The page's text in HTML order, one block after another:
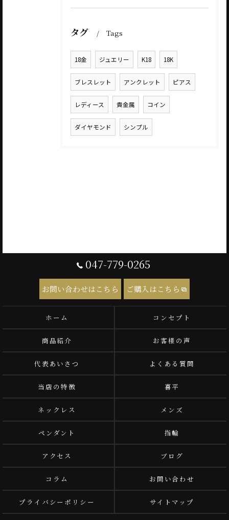
タグ Tags
18金 ジュエリー K18 18K
ブレスレット アンクレット ピアス
レディース 貴金属 コイン
ダイヤモンド シンプル
047-779-0265
お問い合わせはこちら ご購入はこちら
ホーム コンセプト
商品紹介 お客様の声
代表あいさつ よくある質問
当店の特徴 喜平
ネックレス メンズ
ペンダント 指輪
アクセス ブログ
コラム お問い合わせ
プライバシーポリシー サイトマップ